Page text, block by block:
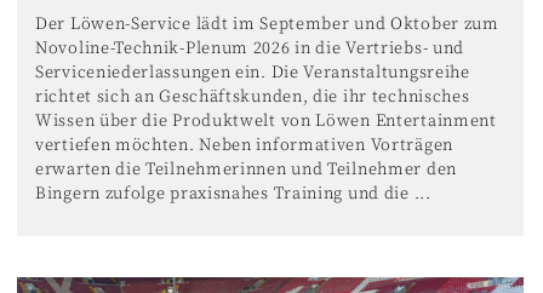
Der Löwen-Service lädt im September und Oktober zum
Novoline-Technik-Plenum 2026 in die Vertriebs- und
Serviceniederlassungen ein. Die Veranstaltungsreihe
richtet sich an Geschäftskunden, die ihr technisches
Wissen über die Produktwelt von Löwen Entertainment
vertiefen möchten. Neben informativen Vorträgen
erwarten die Teilnehmerinnen und Teilnehmer den
Bingern zufolge praxisnahes Training und die ...